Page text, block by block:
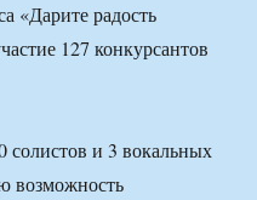
«Дарите радость
127 конкурсантов
солистов и 3 вокальных
возможность